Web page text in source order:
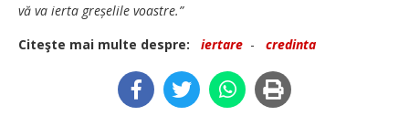
vă va ierta greșelile voastre.”
Citeşte mai multe despre:
iertare - credinta